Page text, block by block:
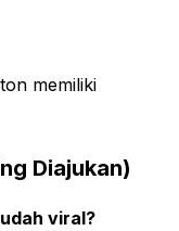
memiliki
Diajukan)
viral?